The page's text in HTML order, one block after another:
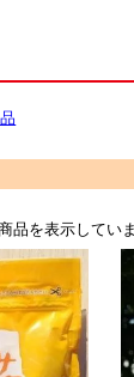
品を表示していま